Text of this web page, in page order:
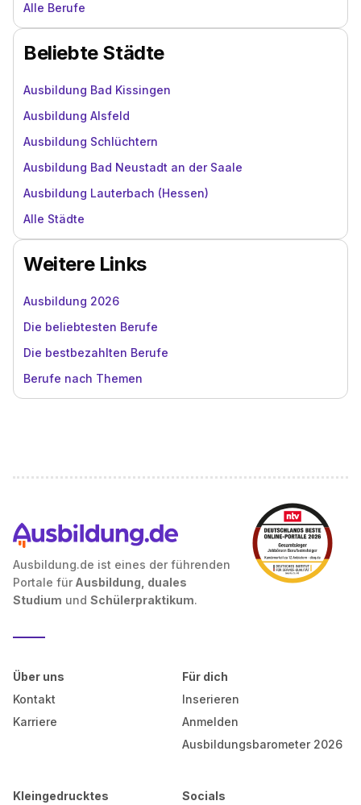
Alle Berufe
Beliebte Städte
Ausbildung Bad Kissingen
Ausbildung Alsfeld
Ausbildung Schlüchtern
Ausbildung Bad Neustadt an der Saale
Ausbildung Lauterbach (Hessen)
Alle Städte
Weitere Links
Ausbildung 2026
Die beliebtesten Berufe
Die bestbezahlten Berufe
Berufe nach Themen
Ausbildung.de ist eines der führenden
Portale für Ausbildung, duales
Studium und Schülerpraktikum.
Über uns
Kontakt
Karriere
Für dich
Inserieren
Anmelden
Ausbildungsbarometer 2026
Kleingedrucktes Socials